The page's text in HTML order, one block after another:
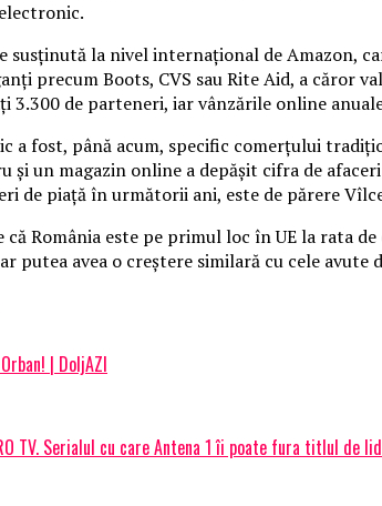
susţinută la nivel internaţional de Amazon,
precum Boots, CVS sau Rite Aid, a căror
3.300 de parteneri, iar vânzările online
a fost, până acum, specific comerţului
şi un magazin online a depăşit cifra de
de piaţă în următorii ani, este de părere
că România este pe primul loc în UE la rata
putea avea o creştere similară cu cele avute
| DoljAZI
TV. Serialul cu care Antena 1 îi poate fura titlul de